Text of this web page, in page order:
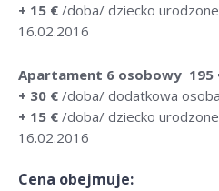
+ 15 € /doba/ dziecko
16.02.2016
Apartament 6 osobowy 195
+ 30 € /doba/ dodatkowa
+ 15 € /doba/ dziecko
16.02.2016
Cena obejmuje: